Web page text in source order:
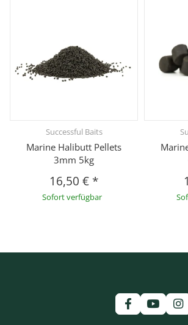
Successful Baits
Marine Halibutt Pellets
3mm 5kg
16,50 € *
Sofort verfügbar